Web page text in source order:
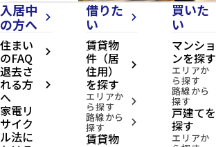
入居中
の方へ
arrow_forward_ios
住まい
のFAQ arrow_forward_ios
退去さ
れる方
へ
arrow_forward_ios
家電リ
サイク
ル法に
借りた
い
arrow_forward_ios
賃貸物
件（居
住用）
を探す
arrow_forward_ios
エリアか
ら探す arrow_forward_ios
路線から
探す arrow_forward_ios
賃貸物
買いた
い
マンショ
ンを探す
エリアか
ら探す
路線から
探す
戸建てを
探す
エリアか